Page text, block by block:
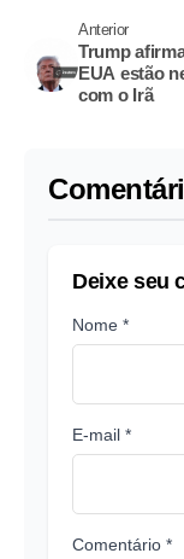
Anterior
Trump
EUA estão
com o Irã
Deixe seu
Nome *
E-mail *
Comentário *